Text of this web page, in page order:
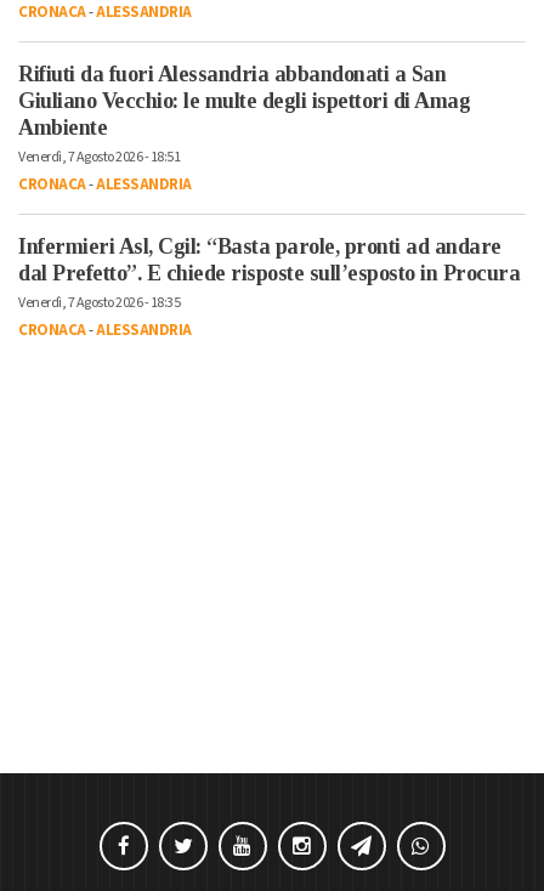
CRONACA-ALESSANDRIA
Rifiuti da fuori Alessandria abbandonati a San
Giuliano Vecchio: le multe degli ispettori di Amag
Ambiente
Venerdì, 7 Agosto 2026 - 18:51
CRONACA-ALESSANDRIA
Infermieri Asl, Cgil: “Basta parole, pronti ad andare
dal Prefetto”. E chiede risposte sull’esposto in Procura
Venerdì, 7 Agosto 2026 - 18:35
CRONACA-ALESSANDRIA